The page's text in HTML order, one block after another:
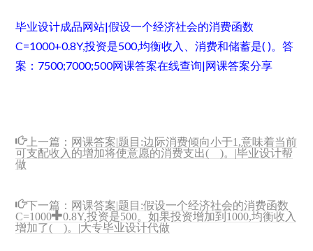
毕业设计成品网站|假设一个经济社会的消费函数
C=1000+0.8Y,投资是500,均衡收入、消费和储蓄是( )。答
案：7500;7000;500网课答案在线查询|网课答案分享
上一篇： 网课答案|题目:边际消费倾向小于1,意味着当前
可支配收入的增加将使意愿的消费支出( )。|毕业设计帮
做
下一篇： 网课答案|题目:假设一个经济社会的消费函数
C=1000+0.8Y,投资是500。如果投资增加到1000,均衡收入
增加了( )。|大专毕业设计代做